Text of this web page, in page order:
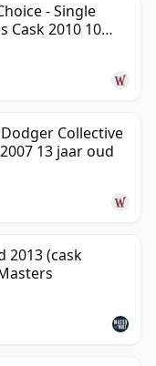
- Single
Cask 2010 10
Collective
13 jaar oud
2013 (cask